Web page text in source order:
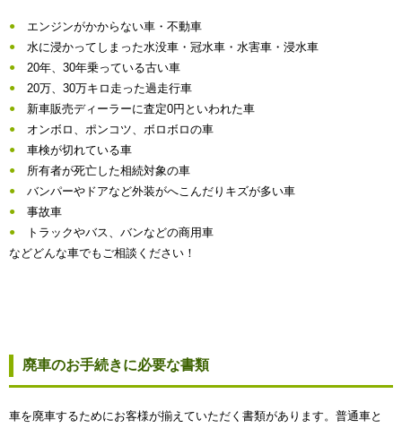
エンジンがかからない車・不動車
水に浸かってしまった水没車・冠水車・水害車・浸水車
20年、30年乗っている古い車
20万、30万キロ走った過走行車
新車販売ディーラーに査定0円といわれた車
オンボロ、ポンコツ、ボロボロの車
車検が切れている車
所有者が死亡した相続対象の車
バンパーやドアなど外装がへこんだりキズが多い車
事故車
トラックやバス、バンなどの商用車
などどんな車でもご相談ください！
廃車のお手続きに必要な書類
車を廃車するためにお客様が揃えていただく書類があります。普通車と